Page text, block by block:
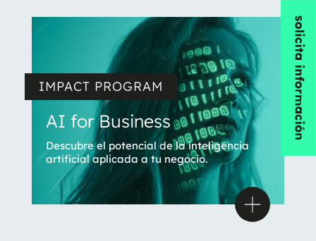
IMPACT PROGRAM
AI for Business
Descubre el potencial de la inteligencia
artificial aplicada a tu negocio.